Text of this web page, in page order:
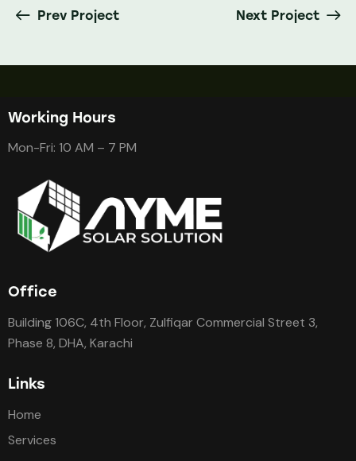
Prev Project Next Project
Working Hours
Mon-Fri: 10 AM – 7 PM
Office
Building 106C, 4th Floor, Zulfiqar Commercial Street 3,
Phase 8, DHA, Karachi
Links
Home
Services